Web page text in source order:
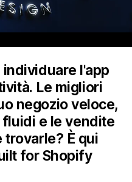
l'app
Le migliori
negozio veloce,
e le vendite
trovarle? È qui
for Shopify